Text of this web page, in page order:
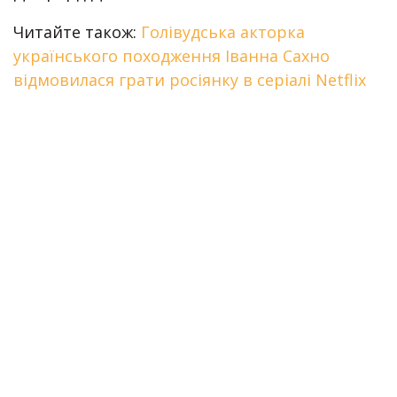
Читайте також: Голівудська акторка
українського походження Іванна Сахно
відмовилася грати росіянку в серіалі Netflix